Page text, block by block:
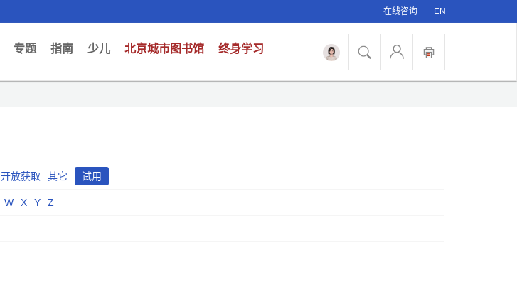
在线咨询 EN
专题 指南 少儿 北京城市图书馆 终身学习
开放获取 其它 试用
W X Y Z